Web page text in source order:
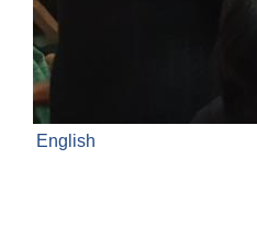
English